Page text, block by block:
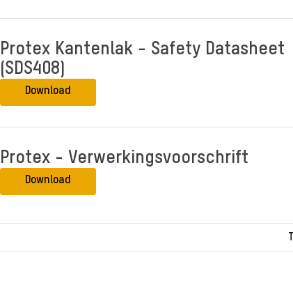
Protex Kantenlak - Safety Datasheet
(SDS408)
Download
Protex - Verwerkingsvoorschrift
Download